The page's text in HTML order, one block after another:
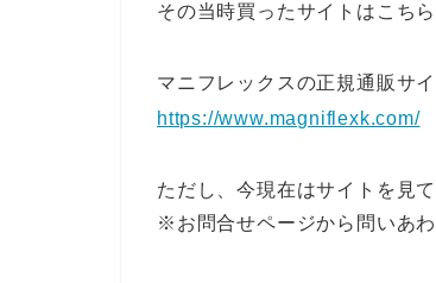
その当時買ったサイトはこちら
マニフレックスの正規通販サ
https://www.magniflexk.com/
ただし、今現在はサイトを見
※お問合せページから問いあ